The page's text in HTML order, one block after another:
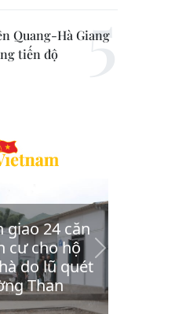
Quang-Hà Giang
tiến độ